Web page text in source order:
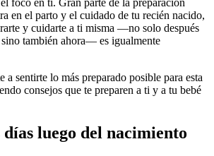
foco en ti. Gran parte de la preparación
en el parto y el cuidado de tu recién nacido,
y cuidarte a ti misma —no solo después
sino también ahora— es igualmente
a sentirte lo más preparado posible para esta
consejos que te preparen a ti y a tu bebé
luego del nacimiento